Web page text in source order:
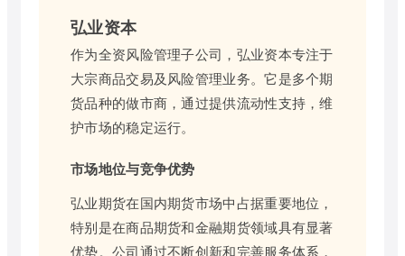
弘业资本
作为全资风险管理子公司，弘业资本专注于
大宗商品交易及风险管理业务。它是多个期
货品种的做市商，通过提供流动性支持，维
护市场的稳定运行。
市场地位与竞争优势
弘业期货在国内期货市场中占据重要地位，
特别是在商品期货和金融期货领域具有显著
优势。公司通过不断创新和完善服务体系，